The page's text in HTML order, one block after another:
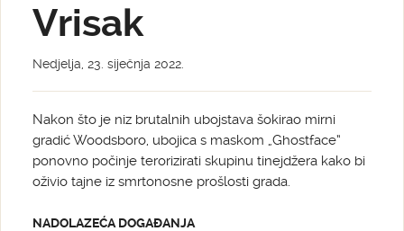
Vrisak
Nedjelja, 23. siječnja 2022.
Nakon što je niz brutalnih ubojstava šokirao mirni
gradić Woodsboro, ubojica s maskom „Ghostface“
ponovno počinje terorizirati skupinu tinejdžera kako bi
oživio tajne iz smrtonosne prošlosti grada.
NADOLAZEĆA DOGAĐANJA